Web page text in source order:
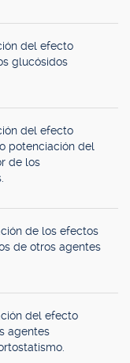
del efecto
glucósidos
del efecto
potenciación del
de los
de los efectos
de otros agentes
del efecto
agentes